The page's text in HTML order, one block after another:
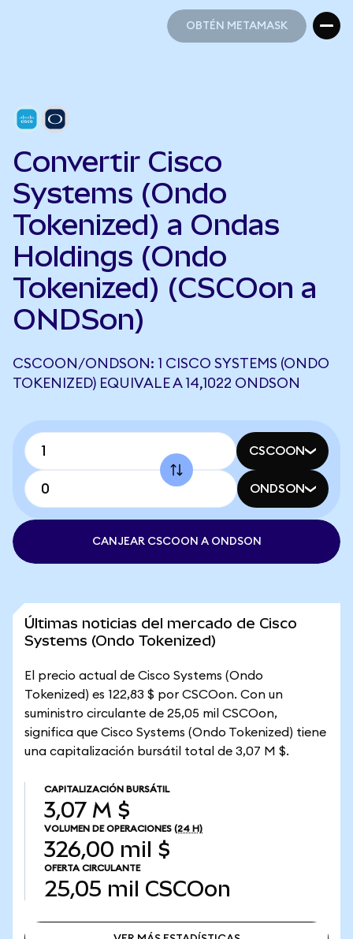
OBTÉN METAMASK
Convertir Cisco
Systems (Ondo
Tokenized) a Ondas
Holdings (Ondo
Tokenized) (CSCOon a
ONDSon)
CSCOON/ONDSON: 1 CISCO SYSTEMS (ONDO
TOKENIZED) EQUIVALE A 14,1022 ONDSON
CSCOON
ONDSON
CANJEAR CSCOON A ONDSON
Últimas noticias del mercado de Cisco
Systems (Ondo Tokenized)
El precio actual de Cisco Systems (Ondo
Tokenized) es 122,83 $ por CSCOon. Con un
suministro circulante de 25,05 mil CSCOon,
significa que Cisco Systems (Ondo Tokenized) tiene
una capitalización bursátil total de 3,07 M $.
CAPITALIZACIÓN BURSÁTIL
3,07 M $
VOLUMEN DE OPERACIONES (24 H)
326,00 mil $
OFERTA CIRCULANTE
25,05 mil CSCOon